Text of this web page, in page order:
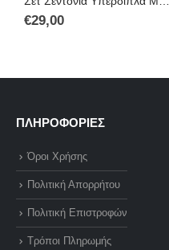
€29,00
ΠΛΗΡΟΦΟΡΙΕΣ
Όροι Χρήσης
Πολιτική Απορρήτου
Πολιτική Επιστροφών
Τρόποι Πληρωμής